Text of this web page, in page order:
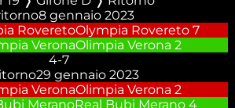
8 gennaio 2023
Olympia Rovereto 7
Olimpia Verona 2
4-7
29 gennaio 2023
Olimpia Verona 2
Real Bubi Merano 4